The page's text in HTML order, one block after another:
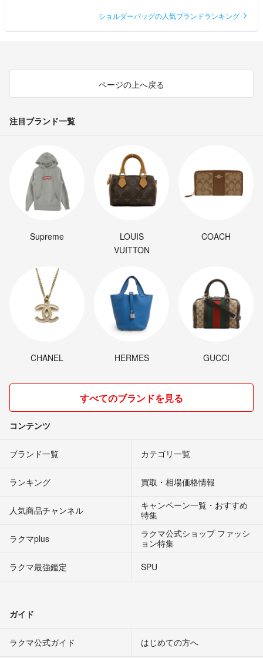
特に目立つような汚れやダメージなどはございません。
長期に渡る個人保管品の為、画像や説明にないわずかなものはご了承くだ
さいませ。
です。
商品はプチプチで包み、ビニール袋または段ボールに梱包した状態にて、
ショルダーバッグの人気ブランドランキング
ページの上へ戻る
注目ブランド一覧
Supreme
LOUIS
VUITTON
COACH
CHANEL HERMES GUCCI
すべてのブランドを見る
コンテンツ
ブランド一覧 カテゴリ一覧
ランキング 買取・相場価格情報
人気商品チャンネル
キャンペーン一覧・おすすめ
特集
ラクマplus
ラクマ公式ショップ ファッシ
ョン特集
ラクマ最強鑑定
SPU
ガイド
ラクマ公式ガイド はじめての方へ